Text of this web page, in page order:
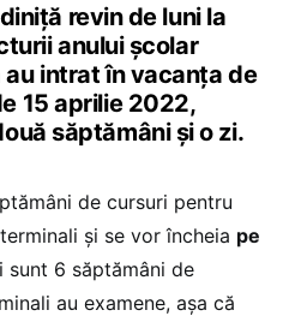
revin de luni la
anului școlar
intrat în vacanța de
15 aprilie 2022,
săptămâni și o zi.
de cursuri pentru
și se vor încheia pe
sunt 6 săptămâni de
au examene, așa că